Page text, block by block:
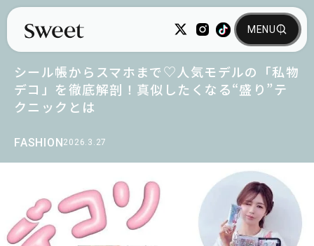
FASHION2026.3.27
シール帳からスマホまで♡人気モデルの「私物
デコ」を徹底解剖！真似したくなる“盛り”テ
クニックとは